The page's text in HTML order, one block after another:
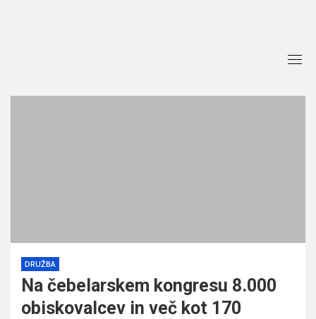
DRUŽBA
Na čebelarskem kongresu 8.000
obiskovalcev in več kot 170